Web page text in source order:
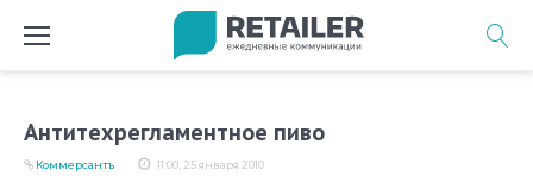
Антитехрегламентное пиво
11:00, 25 января 2010
Коммерсантъ